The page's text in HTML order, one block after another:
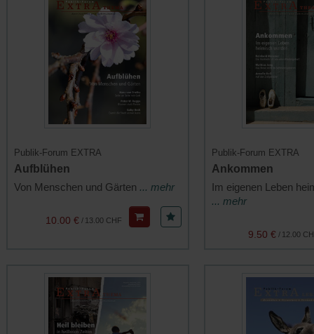
Publik-Forum EXTRA
Aufblühen
Von Menschen und Gärten ... mehr
13.00 CHF
/
10.00 €
Publik-Forum EXTRA
Ankommen
Im eigenen Leben
... mehr
12.00
/
9.50 €